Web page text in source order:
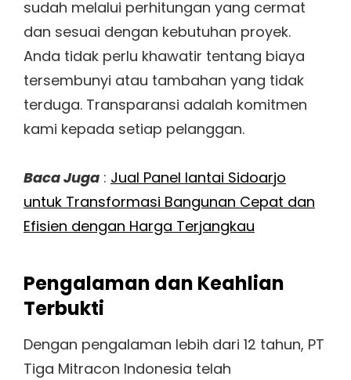
sudah melalui perhitungan yang cermat
dan sesuai dengan kebutuhan proyek.
Anda tidak perlu khawatir tentang biaya
tersembunyi atau tambahan yang tidak
terduga. Transparansi adalah komitmen
kami kepada setiap pelanggan.
Baca Juga : Jual Panel lantai Sidoarjo
untuk Transformasi Bangunan Cepat dan
Efisien dengan Harga Terjangkau
Pengalaman dan Keahlian
Terbukti
Dengan pengalaman lebih dari 12 tahun, PT
Tiga Mitracon Indonesia telah